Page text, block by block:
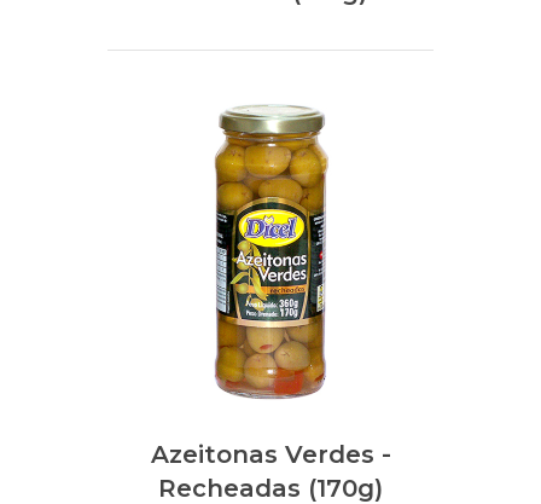
Azeitonas Verdes -
Recheadas (170g)